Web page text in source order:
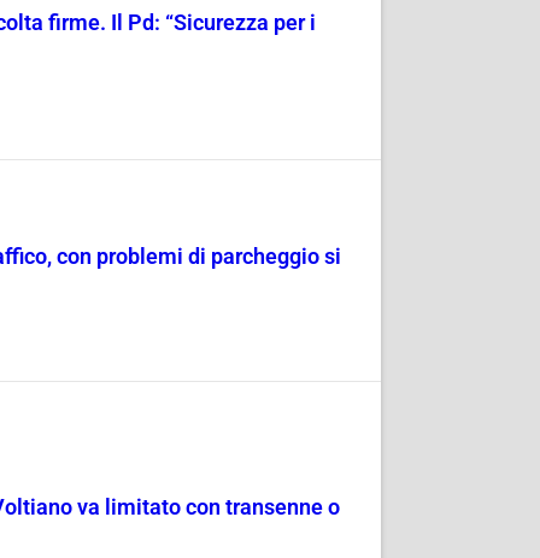
firme. Il Pd: “Sicurezza per i
con problemi di parcheggio si
va limitato con transenne o